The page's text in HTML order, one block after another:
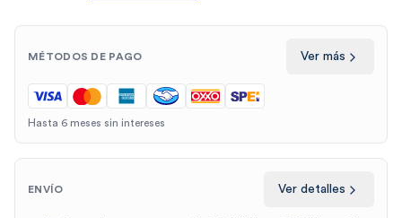
MÉTODOS DE PAGO Ver más
Hasta 6 meses sin intereses
ENVÍO Ver detalles